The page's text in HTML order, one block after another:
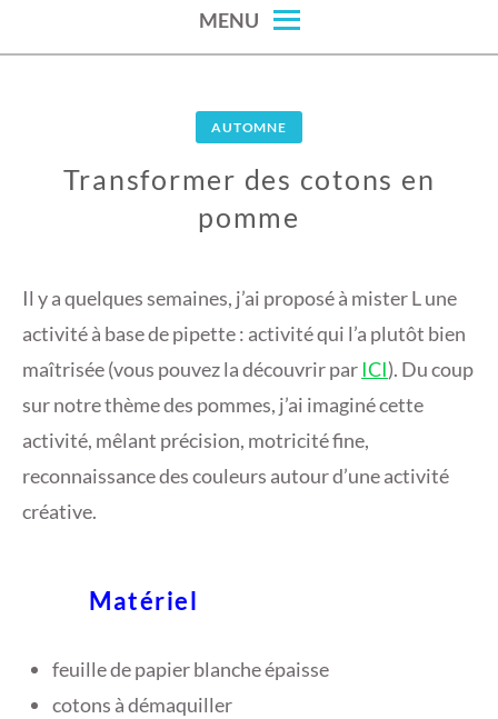
MENU
AUTOMNE
Transformer des cotons en
pomme
5
T
O
E
2
Il y a quelques semaines, j’ai proposé à mister L une
activité à base de pipette : activité qui l’a plutôt bien
maîtrisée (vous pouvez la découvrir parICI). Du coup
sur notre thème des pommes, j’ai imaginé cette
activité, mêlant précision, motricité fine,
reconnaissance des couleurs autour d’une activité
créative.
Matériel
feuille de papier blanche épaisse
cotons à démaquiller